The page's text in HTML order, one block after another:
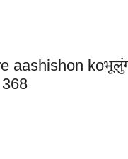
aashishon
368